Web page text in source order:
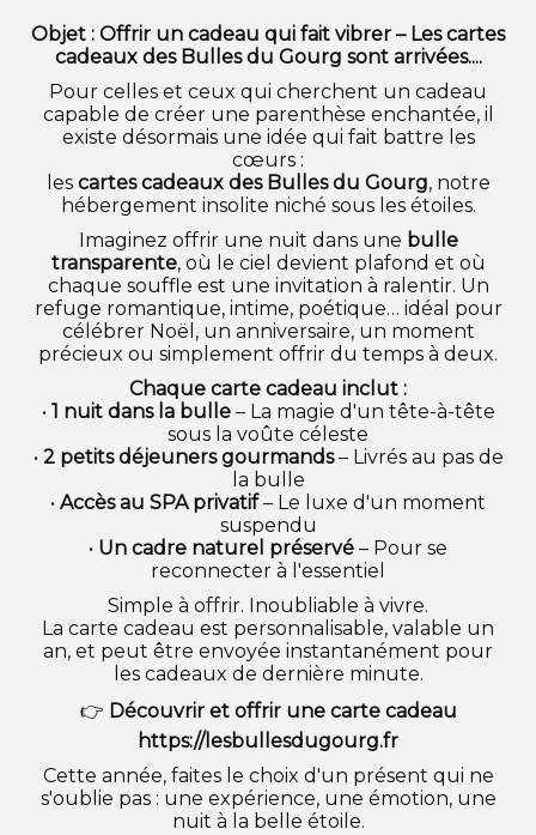
Objet : Offrir un cadeau qui fait vibrer – Les cartes
cadeaux des Bulles du Gourg sont arrivées....
Pour celles et ceux qui cherchent un cadeau
capable de créer une parenthèse enchantée, il
existe désormais une idée qui fait battre les
cœurs :
les cartes cadeaux des Bulles du Gourg, notre
hébergement insolite niché sous les étoiles.
Imaginez offrir une nuit dans une bulle
transparente, où le ciel devient plafond et où
chaque souffle est une invitation à ralentir. Un
refuge romantique, intime, poétique… idéal pour
célébrer Noël, un anniversaire, un moment
précieux ou simplement offrir du temps à deux.
Chaque carte cadeau inclut :
• 1 nuit dans la bulle– La magie d'un tête-à-tête
sous la voûte céleste
• 2 petits déjeuners gourmands– Livrés au pas de
la bulle
• Accès au SPA privatif– Le luxe d'un moment
suspendu
• Un cadre naturel préservé – Pour se
reconnecter à l'essentiel
Simple à offrir. Inoubliable à vivre.
La carte cadeau est personnalisable, valable un
an, et peut être envoyée instantanément pour
les cadeaux de dernière minute.
👉 Découvrir et offrir une carte cadeau
https://lesbullesdugourg.fr
Cette année, faites le choix d'un présent qui ne
s'oublie pas : une expérience, une émotion, une
nuit à la belle étoile.